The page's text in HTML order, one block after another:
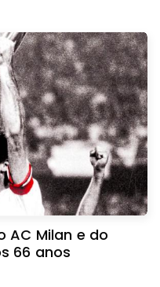
AC Milan e do
66 anos